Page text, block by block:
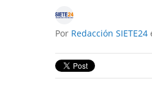
Por Redacción SIETE24